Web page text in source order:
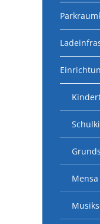
Mensa